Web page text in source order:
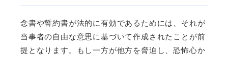
念書や誓約書が法的に有効であるためには、それが
当事者の自由な意思に基づいて作成されたことが前
提となります。もし一方が他方を脅迫し、恐怖心か